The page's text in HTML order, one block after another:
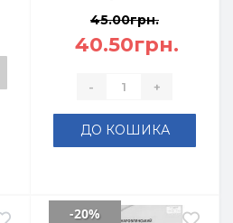
45.00грн.
40.50грн.
- +
ДО КОШИКА
-20%